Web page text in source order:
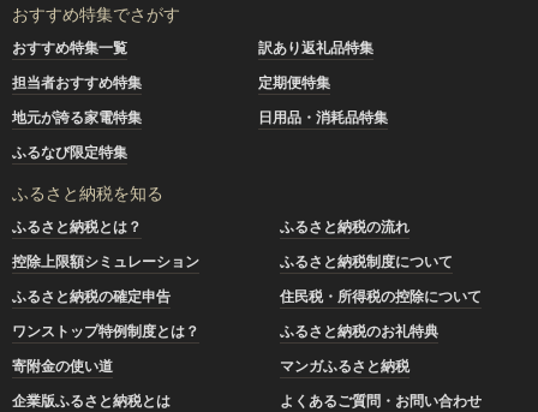
おすすめ特集でさがす
おすすめ特集一覧
訳あり返礼品特集
担当者おすすめ特集
定期便特集
地元が誇る家電特集
日用品・消耗品特集
ふるなび限定特集
ふるさと納税を知る
ふるさと納税とは？
ふるさと納税の流れ
控除上限額シミュレーション
ふるさと納税制度について
ふるさと納税の確定申告
住民税・所得税の控除について
ワンストップ特例制度とは？
ふるさと納税のお礼特典
寄附金の使い道
マンガふるさと納税
企業版ふるさと納税とは
よくあるご質問・お問い合わせ